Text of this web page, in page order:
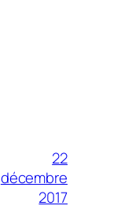
22
décembre
2017